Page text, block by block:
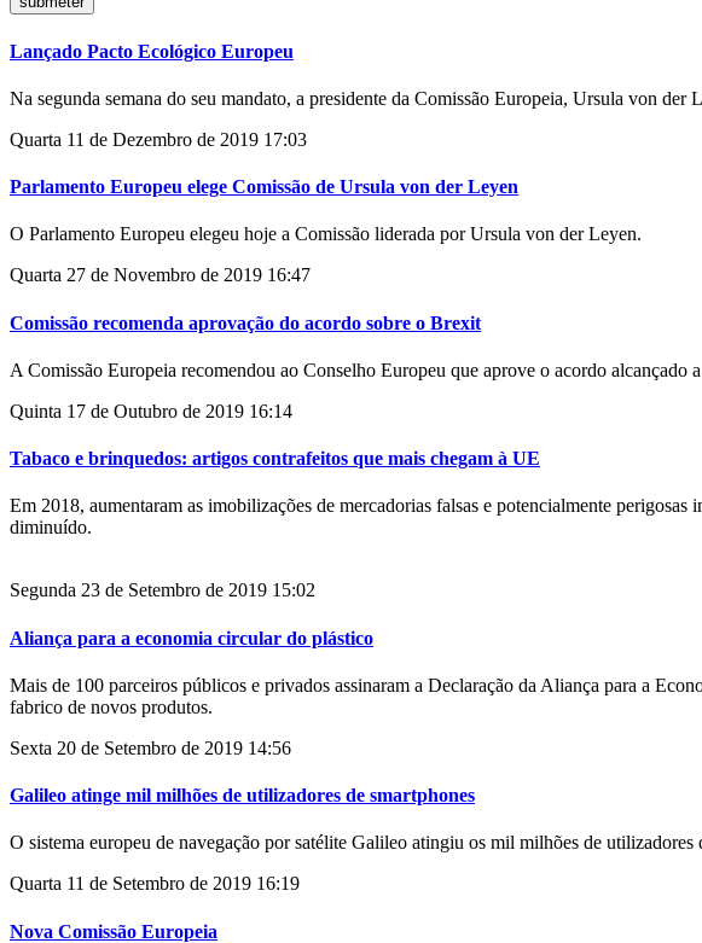
Lançado Pacto Ecológico Europeu
Na segunda semana do seu mandato, a presidente da Comissão Europeia, Ursula von
Quarta 11 de Dezembro de 2019 17:03
Parlamento Europeu elege Comissão de Ursula von der Leyen
O Parlamento Europeu elegeu hoje a Comissão liderada por Ursula von der Leyen.
Quarta 27 de Novembro de 2019 16:47
Comissão recomenda aprovação do acordo sobre o Brexit
A Comissão Europeia recomendou ao Conselho Europeu que aprove o acordo alcançado
Quinta 17 de Outubro de 2019 16:14
Tabaco e brinquedos: artigos contrafeitos que mais chegam à UE
Em 2018, aumentaram as imobilizações de mercadorias falsas e potencialmente
diminuído.
Segunda 23 de Setembro de 2019 15:02
Aliança para a economia circular do plástico
Mais de 100 parceiros públicos e privados assinaram a Declaração da Aliança para a
fabrico de novos produtos.
Sexta 20 de Setembro de 2019 14:56
Galileo atinge mil milhões de utilizadores de smartphones
O sistema europeu de navegação por satélite Galileo atingiu os mil milhões de utilizadores
Quarta 11 de Setembro de 2019 16:19
Nova Comissão Europeia